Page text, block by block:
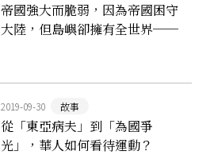
帝國強大而脆弱，因為帝國困守
大陸，但島嶼卻擁有全世界──
2019-09-30 故事
從「東亞病夫」到「為國爭
光」，華人如何看待運動？